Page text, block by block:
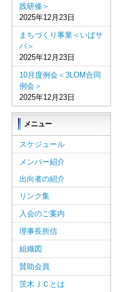
践研修＞
2025年12月23日
まちづくり事業＜いばサ
バ＞
2025年12月23日
10月度例会＜3LOM合同
例会＞
2025年12月23日
メニュー
スケジュール
メンバー紹介
出向者の紹介
リンク集
入会のご案内
理事長所信
組織図
賛助会員
茨木ＪＣとは